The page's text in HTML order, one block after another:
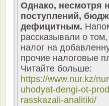
Однако, несмотря
поступлений,
дефицитным.
рассказывали о
налог на
прочие налоговые
Читайте больше:
https://www.nur.kz/
uhodyat-dengi-ot-
rasskazali-analitiki/